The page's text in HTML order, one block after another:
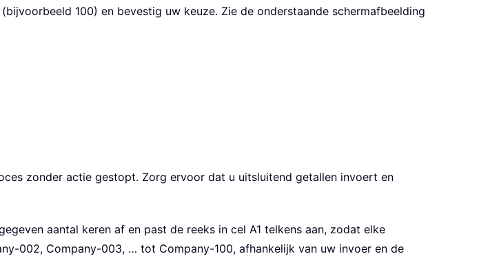
100) en bevestig uw keuze. Zie de onderstaande schermafbeelding
zonder actie gestopt. Zorg ervoor dat u uitsluitend getallen invoert en
aantal keren af en past de reeks in cel A1 telkens aan, zodat elke
002, Company-003, … tot Company-100, afhankelijk van uw invoer en de